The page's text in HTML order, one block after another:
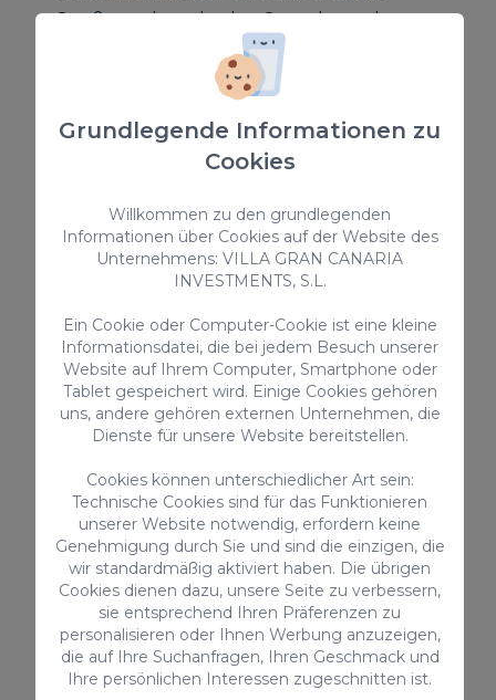
Straße und macht den Strand gerade
deshalb zu einem besonderen Ziel für alle,
die Ruhe und Natur suchen.
Die imposanten Klippen und die wilde
Landschaft schaffen eine beeindruckende
bekannten Urlaubsstränden im Süden
unterscheidet.
5. Güi Güi – einer der
Grundlegende Informationen zu
Cookies
Willkommen zu den grundlegenden
Informationen über Cookies auf der Website des
Unternehmens: VILLA GRAN CANARIA
INVESTMENTS, S.L.
Ein Cookie oder Computer-Cookie ist eine kleine
Informationsdatei, die bei jedem Besuch unserer
Website auf Ihrem Computer, Smartphone oder
Tablet gespeichert wird. Einige Cookies gehören
uns, andere gehören externen Unternehmen, die
Dienste für unsere Website bereitstellen.
Cookies können unterschiedlicher Art sein:
Technische Cookies sind für das Funktionieren
unserer Website notwendig, erfordern keine
Genehmigung durch Sie und sind die einzigen, die
wir standardmäßig aktiviert haben. Die übrigen
Cookies dienen dazu, unsere Seite zu verbessern,
sie entsprechend Ihren Präferenzen zu
personalisieren oder Ihnen Werbung anzuzeigen,
die auf Ihre Suchanfragen, Ihren Geschmack und
Ihre persönlichen Interessen zugeschnitten ist.